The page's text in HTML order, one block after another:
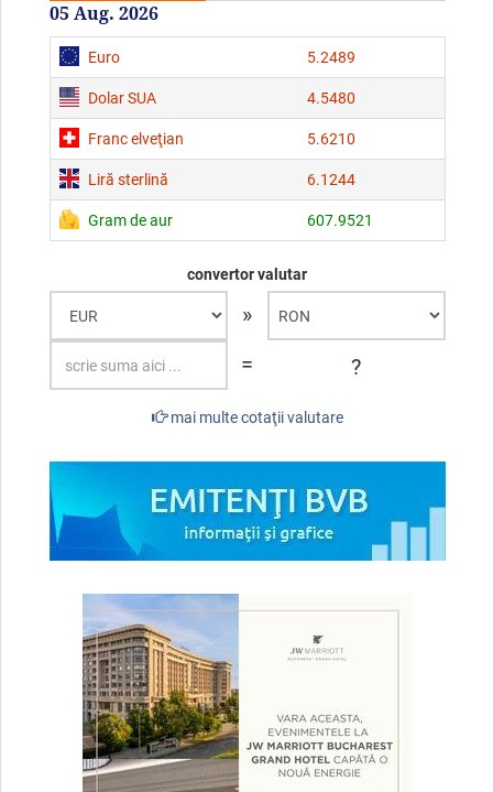
05 Aug. 2026
Euro 5.2489
Dolar SUA 4.5480
Franc elveţian 5.6210
Liră sterlină 6.1244
Gram de aur 607.9521
convertor valutar
»
=
?
mai multe cotaţii valutare